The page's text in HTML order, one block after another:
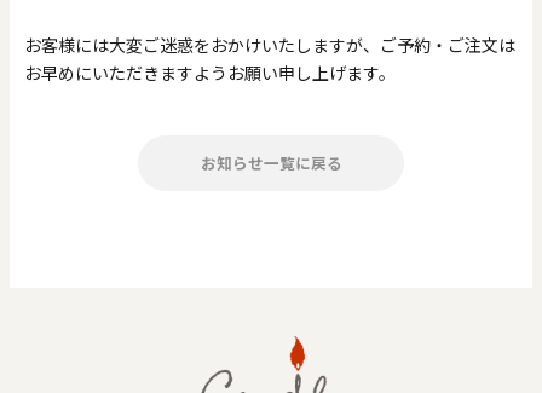
お客様には大変ご迷惑をおかけいたしますが、ご予約・ご注文は
お早めにいただきますようお願い申し上げます。
お知らせ一覧に戻る